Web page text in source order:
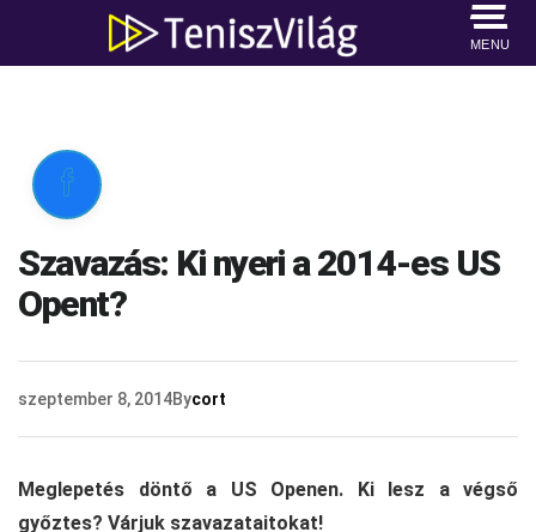
MENU

Szavazás: Ki nyeri a 2014-es US
Opent?
szeptember 8, 2014Bycort
Meglepetés döntő a US Openen. Ki lesz a végső
győztes? Várjuk szavazataitokat!